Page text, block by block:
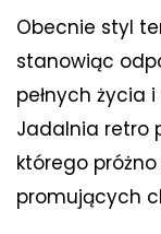
Obecnie styl
stanowiąc
pełnych życia
Jadalnia retro
którego
promujących